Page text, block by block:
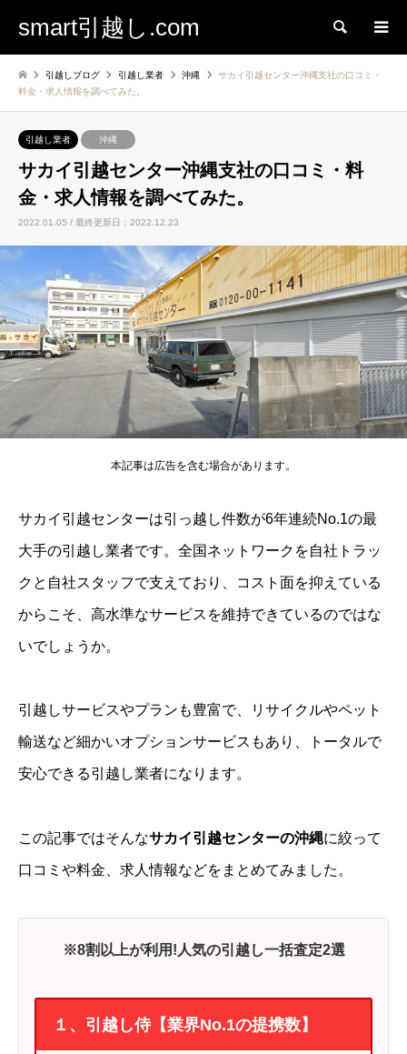
smart引越し.com 検索
引越しブログ 引越し業者 沖縄
サカイ引越センター沖縄支社の口コミ・
料金・求人情報を調べてみた。
引越し業者 沖縄
サカイ引越センター沖縄支社の口コミ・料
金・求人情報を調べてみた。
2022.01.05 / 最終更新日：2022.12.23
本記事は広告を含む場合があります。
サカイ引越センターは引っ越し件数が6年連続No.1の最
大手の引越し業者です。全国ネットワークを自社トラッ
クと自社スタッフで支えており、コスト面を抑えている
からこそ、高水準なサービスを維持できているのではな
いでしょうか。
引越しサービスやプランも豊富で、リサイクルやペット
輸送など細かいオプションサービスもあり、トータルで
安心できる引越し業者になります。
この記事ではそんなサカイ引越センターの沖縄に絞って
口コミや料金、求人情報などをまとめてみました。
※8割以上が利用!人気の引越し一括査定2選
１、引越し侍【業界No.1の提携数】